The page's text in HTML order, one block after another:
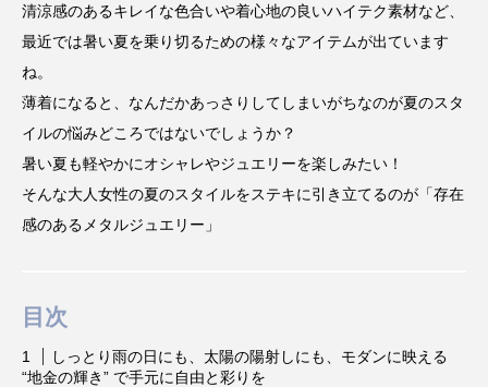
清涼感のあるキレイな色合いや着心地の良いハイテク素材など、
最近では暑い夏を乗り切るための様々なアイテムが出ています
ね。
薄着になると、なんだかあっさりしてしまいがちなのが夏のスタ
イルの悩みどころではないでしょうか？
暑い夏も軽やかにオシャレやジュエリーを楽しみたい！
そんな大人女性の夏のスタイルをステキに引き立てるのが「存在
感のあるメタルジュエリー」
目次
しっとり雨の日にも、太陽の陽射しにも、モダンに映える
“地金の輝き” で手元に自由と彩りを